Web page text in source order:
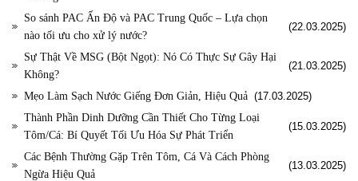
So sánh PAC Ấn Độ và PAC Trung Quốc – Lựa chọn
nào tối ưu cho xử lý nước?
(22.03.2025)
Sự Thật Về MSG (Bột Ngọt): Nó Có Thực Sự Gây Hại
Không?
(21.03.2025)
Mẹo Làm Sạch Nước Giếng Đơn Giản, Hiệu Quả (17.03.2025)
Thành Phần Dinh Dưỡng Cần Thiết Cho Từng Loại
Tôm/Cá: Bí Quyết Tối Ưu Hóa Sự Phát Triển
(15.03.2025)
Các Bệnh Thường Gặp Trên Tôm, Cá Và Cách Phòng
Ngừa Hiệu Quả
(13.03.2025)